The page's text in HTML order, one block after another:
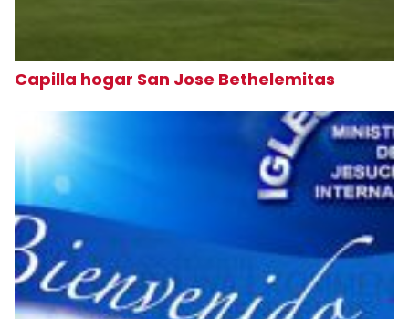
Capilla hogar San Jose Bethelemitas